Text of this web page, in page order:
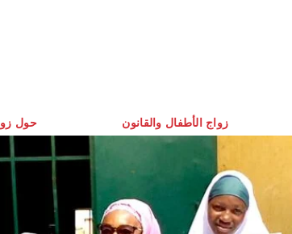
حول زواج الأطفال والقانون